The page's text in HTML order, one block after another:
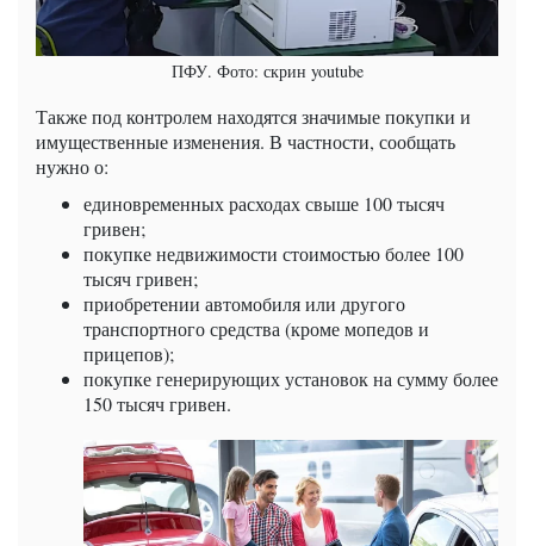
ПФУ. Фото: скрин youtube
Также под контролем находятся значимые покупки и
имущественные изменения. В частности, сообщать
нужно о:
единовременных расходах свыше 100 тысяч
гривен;
покупке недвижимости стоимостью более 100
тысяч гривен;
приобретении автомобиля или другого
транспортного средства (кроме мопедов и
прицепов);
покупке генерирующих установок на сумму более
150 тысяч гривен.